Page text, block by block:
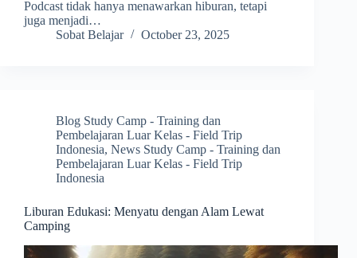
Podcast tidak hanya menawarkan hiburan, tetapi
juga menjadi…
Sobat Belajar
October 23, 2025
Blog Study Camp - Training dan
Pembelajaran Luar Kelas - Field Trip
Indonesia, News Study Camp - Training dan
Pembelajaran Luar Kelas - Field Trip
Indonesia
Liburan Edukasi: Menyatu dengan Alam Lewat
Camping